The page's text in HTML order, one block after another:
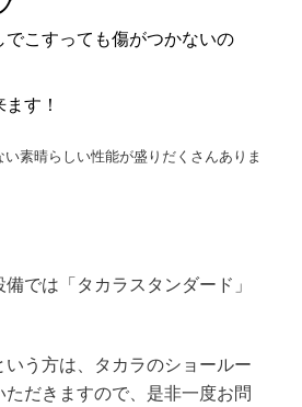
でこすっても傷がつかないの
す！
素晴らしい性能が盛りだくさんありま
では「タカラスタンダード」
いう方は、タカラのショールー
だきますので、 是非一度お問